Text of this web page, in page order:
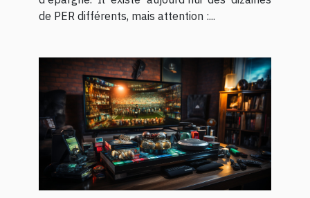
de PER différents, mais attention :...